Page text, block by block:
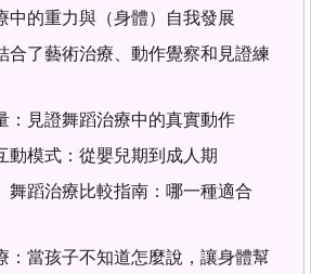
中的重力與（身體）自我發展
合了藝術治療、動作覺察和見證練
：見證舞蹈治療中的真實動作
動模式：從嬰兒期到成人期
舞蹈治療比較指南：哪一種適合
：當孩子不知道怎麼說，讓身體幫